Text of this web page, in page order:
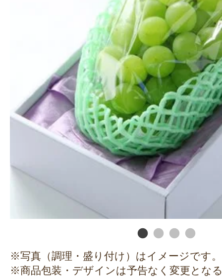
※写真（調理・盛り付け）はイメージです。
※商品包装・デザインは予告なく変更とな